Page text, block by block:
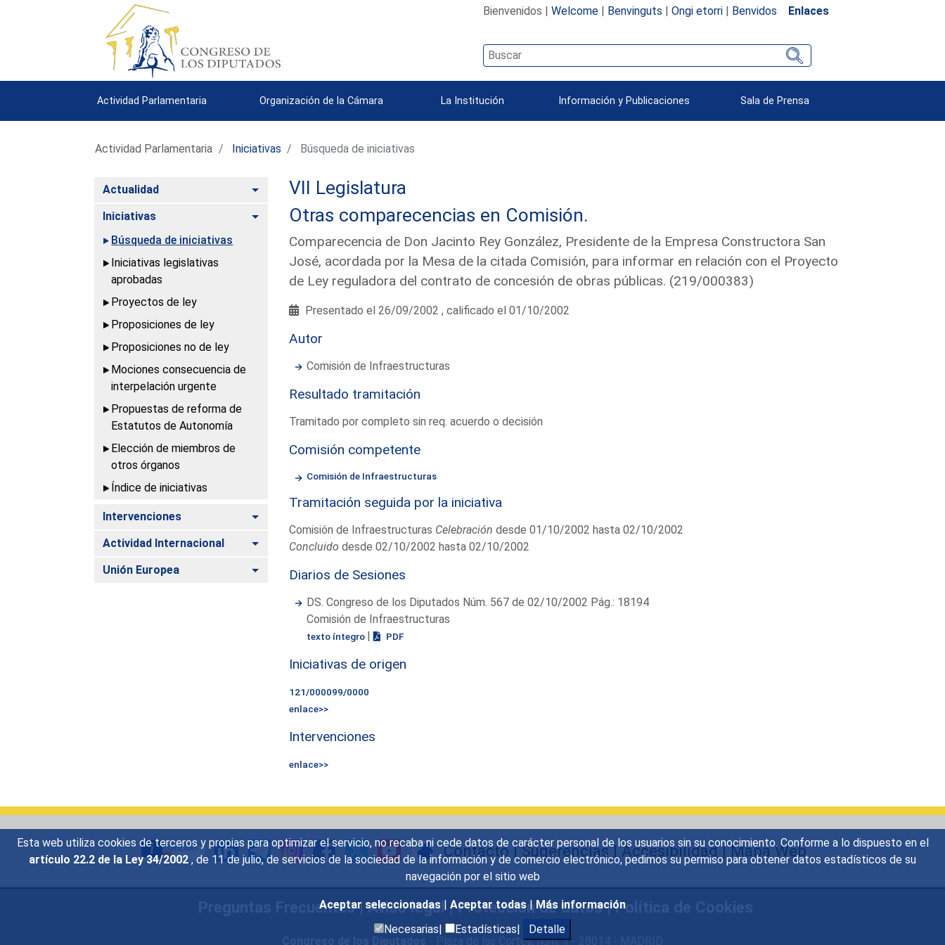
Esta web utiliza cookies de terceros y propias para optimizar el servicio, no recaba ni cede datos de carácter personal de los usuarios sin su conocimiento. Conforme a lo dispuesto en el
artículo 22.2 de la Ley 34/2002 , de 11 de julio, de servicios de la sociedad de la información y de comercio electrónico, pedimos su permiso para obtener datos estadísticos de su
navegación por el sitio web
Aceptar seleccionadas | Aceptar todas | Más información
Necesarias|
Estadísticas| Detalle
Bienvenidos | Welcome| Benvinguts | Ongi etorri| Benvidos Enlaces
Actividad Parlamentaria Organización de la Cámara La Institución Información y Publicaciones Sala de Prensa
Actividad Parlamentaria Iniciativas Búsqueda de iniciativas
Actualidad Alternar
Iniciativas
Alternar
Búsqueda de iniciativas
Iniciativas legislativas
aprobadas
Proyectos de ley
Proposiciones de ley
Proposiciones no de ley
Mociones consecuencia de
interpelación urgente
Propuestas de reforma de
Estatutos de Autonomía
Elección de miembros de
otros órganos
Índice de iniciativas
Intervenciones Alternar
Actividad Internacional Alternar
Unión Europea Alternar
VII Legislatura
Otras comparecencias en Comisión.
Comparecencia de Don Jacinto Rey González, Presidente de la Empresa Constructora San
José, acordada por la Mesa de la citada Comisión, para informar en relación con el Proyecto
de Ley reguladora del contrato de concesión de obras públicas. (219/000383)
Presentado el 26/09/2002 , calificado el 01/10/2002
Autor
Comisión de Infraestructuras
Resultado tramitación
Tramitado por completo sin req. acuerdo o decisión
Comisión competente
Comisión de Infraestructuras
Tramitación seguida por la iniciativa
Comisión de Infraestructuras Celebración desde 01/10/2002 hasta 02/10/2002
Concluido desde 02/10/2002 hasta 02/10/2002
Diarios de Sesiones
DS. Congreso de los Diputados Núm. 567 de 02/10/2002 Pág.: 18194
Comisión de Infraestructuras
texto íntegro | PDF
Iniciativas de origen
121/000099/0000
enlace>>
Intervenciones
enlace>>
Contacto|Sugerencias|Accesibilidad|Mapa Web
Preguntas Frecuentes|Aviso legal|Protección de datos|Política de Cookies
- Plaza de las Cortes, núm. 1 - 28014 - MADRID